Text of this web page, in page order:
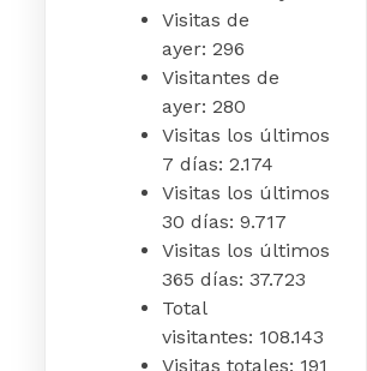
Visitas de
ayer:296
Visitantes de
ayer:280
Visitas los últimos
7 días:2.174
Visitas los últimos
30 días:9.717
Visitas los últimos
365 días:37.723
Total
visitantes: 108.143
Visitas totales: 191